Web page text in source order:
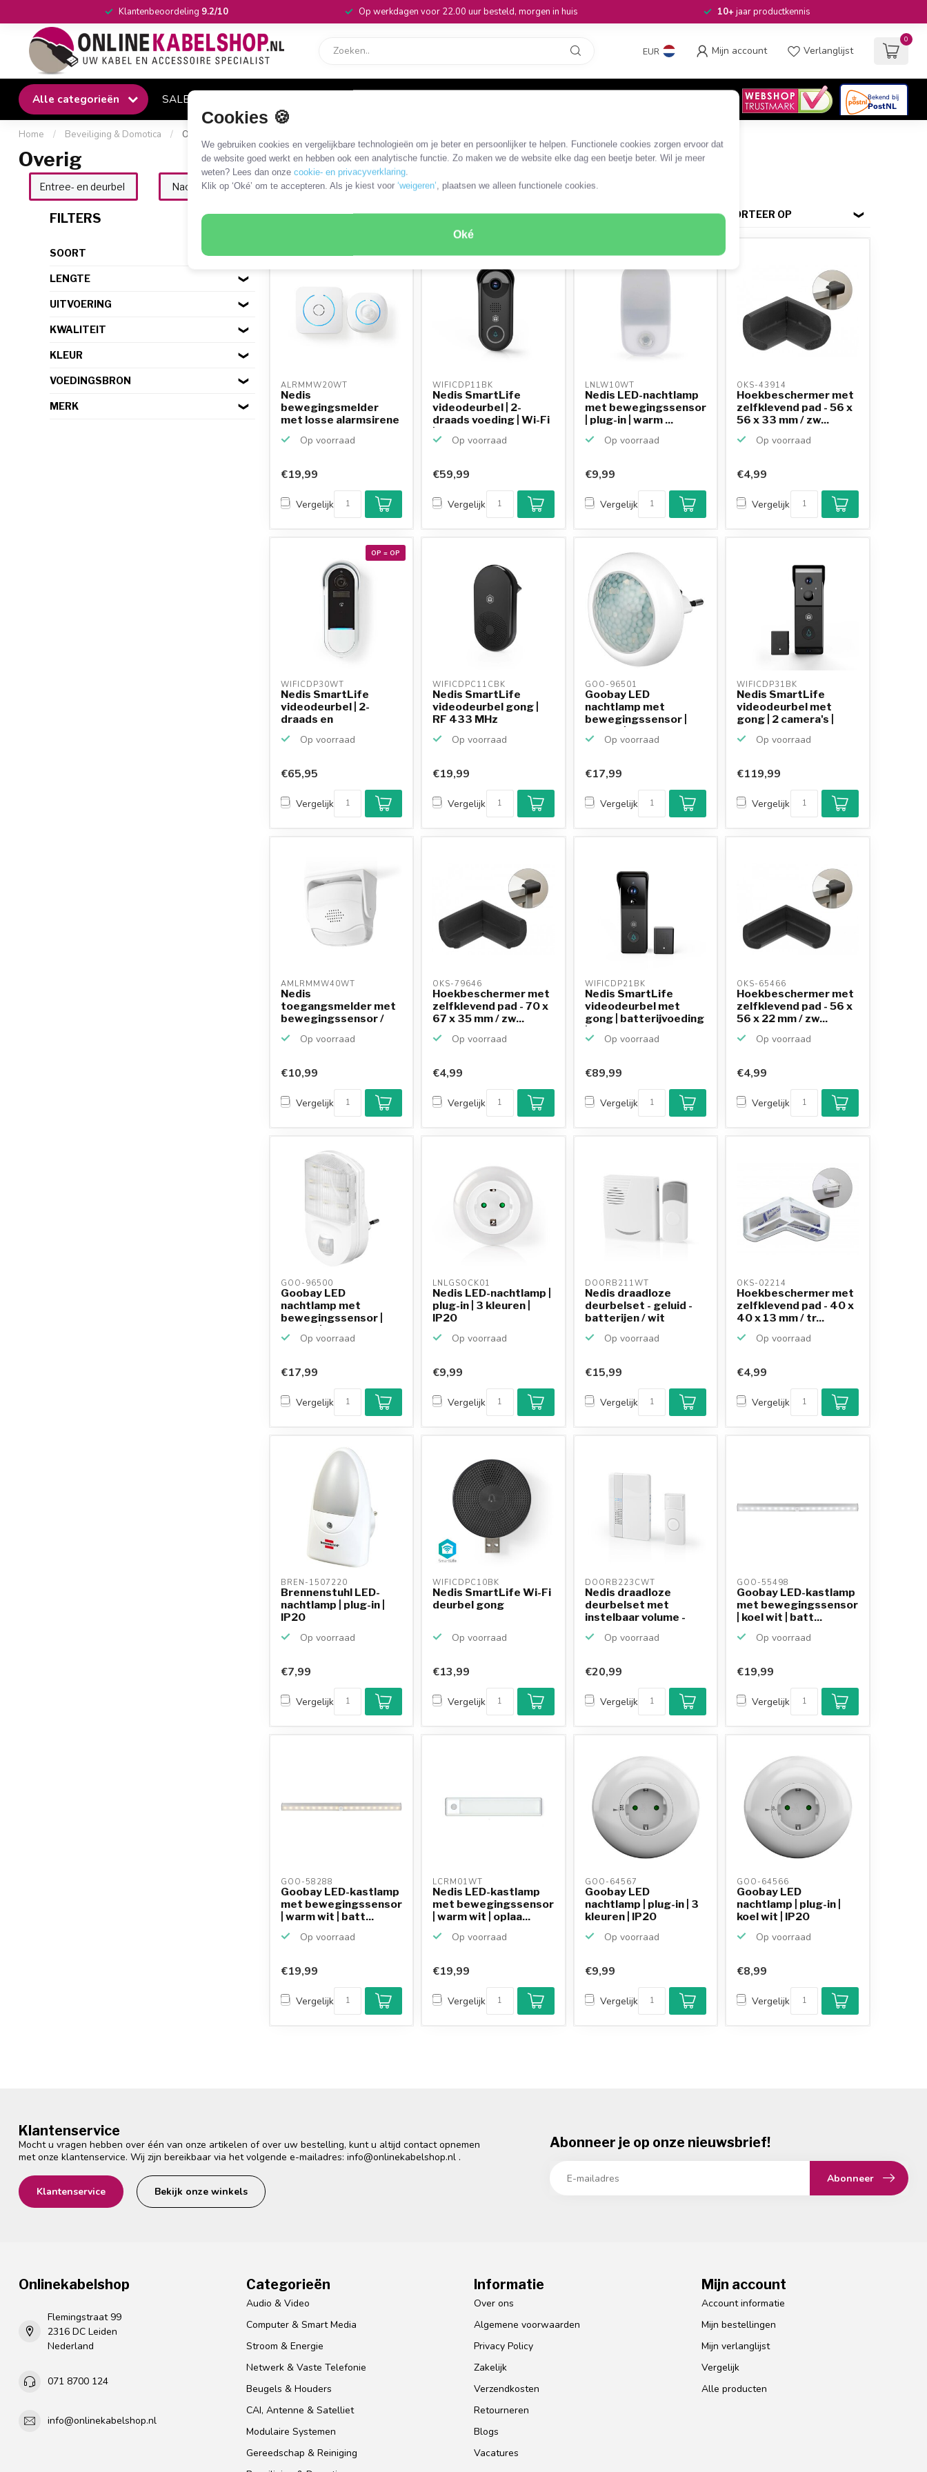
Cookies 🍪
We gebruiken cookies en vergelijkbare technologieën om je beter en persoonlijker te helpen. Functionele cookies zorgen ervoor dat
de website goed werkt en hebben ook een analytische functie. Zo maken we de website elke dag een beetje beter. Wil je meer
weten? Lees dan onze cookie- en privacyverklaring.
Klik op ‘Oké’ om te accepteren. Als je kiest voor ‘weigeren’, plaatsen we alleen functionele cookies.
Oké
Klantenbeoordeling 9.2/10 Op werkdagen voor 22.00 uur besteld, morgen in huis 10+jaar productkennis
EUR Mijn account Verlanglijst
0
Alle categorieën SALE
Home / Beveiliging & Domotica / Overig
Overig
Entree- en deurbel Nachtlamp Kastverlichting Hoekbeveiliging
FILTERS
SOORT
LENGTE
UITVOERING
KWALITEIT
KLEUR
VOEDINGSBRON
MERK
24 PRODUCTEN SORTEER OP
MEEST VERKOCHT
ALRMMW20WT
Nedis
bewegingsmelder
met losse alarmsirene
Op voorraad
€19,99
Vergelijk
WIFICDP11BK
Nedis SmartLife
videodeurbel | 2-
draads voeding | Wi-Fi
|...
Op voorraad
€59,99
Vergelijk
LNLW10WT
Nedis LED-nachtlamp
met bewegingssensor
| plug-in | warm ...
Op voorraad
€9,99
Vergelijk
OKS-43914
Hoekbeschermer met
zelfklevend pad - 56 x
56 x 33 mm / zw...
Op voorraad
€4,99
Vergelijk
OP = OP
WIFICDP30WT
Nedis SmartLife
videodeurbel | 2-
draads en
Op voorraad
€65,95
Vergelijk
WIFICDPC11CBK
Nedis SmartLife
videodeurbel gong |
RF 433 MHz
Op voorraad
€19,99
Vergelijk
GOO-96501
Goobay LED
nachtlamp met
bewegingssensor |
plug-in | koel...
Op voorraad
€17,99
Vergelijk
WIFICDP31BK
Nedis SmartLife
videodeurbel met
gong | 2 camera's |
Op voorraad
€119,99
Vergelijk
AMLRMMW40WT
Nedis
toegangsmelder met
bewegingssensor /
Op voorraad
€10,99
Vergelijk
OKS-79646
Hoekbeschermer met
zelfklevend pad - 70 x
67 x 35 mm / zw...
Op voorraad
€4,99
Vergelijk
WIFICDP21BK
Nedis SmartLife
videodeurbel met
gong | batterijvoeding
|...
Op voorraad
€89,99
Vergelijk
OKS-65466
Hoekbeschermer met
zelfklevend pad - 56 x
56 x 22 mm / zw...
Op voorraad
Klantenbeoordeling
9,2/10
Achteraf betalen
mogelijk
€4,99
Vergelijk
GOO-96500
Goobay LED
nachtlamp met
bewegingssensor |
plug-in | koel...
Op voorraad
€17,99
Vergelijk
LNLGSOCK01
Nedis LED-nachtlamp |
plug-in | 3 kleuren |
IP20
Op voorraad
€9,99
Vergelijk
DOORB211WT
Nedis draadloze
deurbelset - geluid -
batterijen / wit
Op voorraad
€15,99
Vergelijk
OKS-02214
Hoekbeschermer met
zelfklevend pad - 40 x
40 x 13 mm / tr...
Op voorraad
€4,99
Vergelijk
BREN-1507220
Brennenstuhl LED-
nachtlamp | plug-in |
IP20
Op voorraad
€7,99
Vergelijk
WIFICDPC10BK
Nedis SmartLife Wi-Fi
deurbel gong
Op voorraad
€13,99
Vergelijk
DOORB223CWT
Nedis draadloze
deurbelset met
instelbaar volume -
Op voorraad
€20,99
Vergelijk
GOO-55498
Goobay LED-kastlamp
met bewegingssensor
| koel wit | batt...
Op voorraad
€19,99
Vergelijk
GOO-58288
Goobay LED-kastlamp
met bewegingssensor
| warm wit | batt...
Op voorraad
€19,99
Vergelijk
LCRM01WT
Nedis LED-kastlamp
met bewegingssensor
| warm wit | oplaa...
Op voorraad
€19,99
Vergelijk
GOO-64567
Goobay LED
nachtlamp | plug-in | 3
kleuren | IP20
Op voorraad
€9,99
Vergelijk
GOO-64566
Goobay LED
nachtlamp | plug-in |
koel wit | IP20
Op voorraad
Klantenbeoordeling
9,2/10
Achteraf betalen
mogelijk
€8,99
Vergelijk
Klantenservice
Mocht u vragen hebben over één van onze artikelen of over uw bestelling, kunt u altijd contact opnemen
met onze klantenservice. Wij zijn bereikbaar via het volgende e-mailadres: info@onlinekabelshop.nl .
Klantenservice Bekijk onze winkels
Abonneer je op onze nieuwsbrief!
Abonneer
Onlinekabelshop
Flemingstraat 99
2316 DC Leiden
Nederland
071 8700 124
info@onlinekabelshop.nl
Categorieën
Audio & Video
Computer & Smart Media
Stroom & Energie
Netwerk & Vaste Telefonie
Beugels & Houders
CAI, Antenne & Satelliet
Modulaire Systemen
Gereedschap & Reiniging
Informatie
Over ons
Algemene voorwaarden
Privacy Policy
Zakelijk
Verzendkosten
Retourneren
Blogs
Vacatures
Mijn account
Account informatie
Mijn bestellingen
Mijn verlanglijst
Vergelijk
Alle producten